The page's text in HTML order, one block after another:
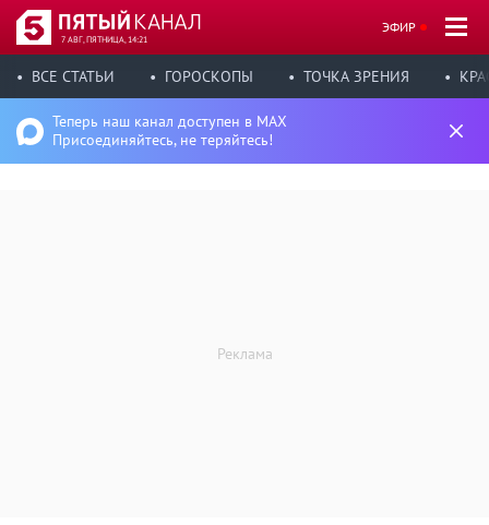
7 АВГ, ПЯТНИЦА, 14:21
ЭФИР
ВСЕ СТАТЬИ ГОРОСКОПЫ ТОЧКА ЗРЕНИЯ
Теперь наш канал доступен в MAX
Присоединяйтесь, не теряйтесь!